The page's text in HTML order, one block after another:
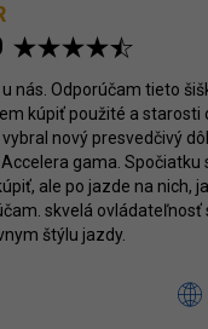
nás. Odporúčam tieto
kúpiť použité a starosti
nový presvedčivý
Accelera gama. Spočiatku
ale po jazde na nich, ja
skvelá ovládateľnosť
štýlu jazdy.